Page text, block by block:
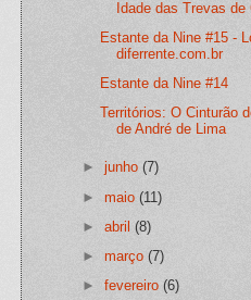
Idade das Trevas de
Estante da Nine #15 -
diferrente.com.br
Estante da Nine #14
Territórios: O Cinturão
de André de Lima
►junho(7)
►maio(11)
►abril(8)
►março(7)
►fevereiro(6)